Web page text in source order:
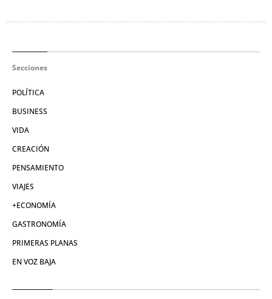
Secciones
POLÍTICA
BUSINESS
VIDA
CREACIÓN
PENSAMIENTO
VIAJES
+ECONOMÍA
GASTRONOMÍA
PRIMERAS PLANAS
EN VOZ BAJA